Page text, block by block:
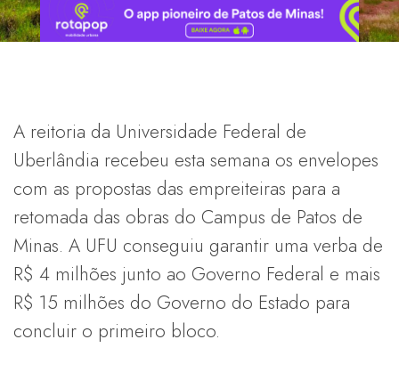
A reitoria da Universidade Federal de
Uberlândia recebeu esta semana os envelopes
com as propostas das empreiteiras para a
retomada das obras do Campus de Patos de
Minas. A UFU conseguiu garantir uma verba de
R$ 4 milhões junto ao Governo Federal e mais
R$ 15 milhões do Governo do Estado para
concluir o primeiro bloco.